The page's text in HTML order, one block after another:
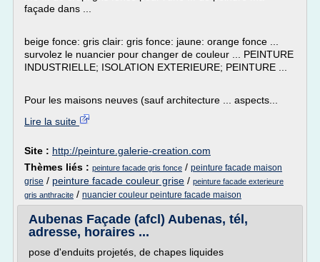
façade dans ...
beige fonce: gris clair: gris fonce: jaune: orange fonce ...
survolez le nuancier pour changer de couleur ... PEINTURE
INDUSTRIELLE; ISOLATION EXTERIEURE; PEINTURE ...
Pour les maisons neuves (sauf architecture ... aspects...
Lire la suite
Site : http://peinture.galerie-creation.com
Thèmes liés : peinture facade gris fonce / peinture facade maison
grise / peinture facade couleur grise / peinture facade exterieure
gris anthracite / nuancier couleur peinture facade maison
Aubenas Façade (afcl) Aubenas, tél,
adresse, horaires ...
pose d'enduits projetés, de chapes liquides